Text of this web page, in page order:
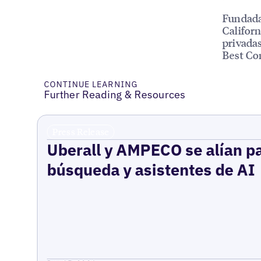
Best
CONTINUE LEARNING
Further Reading & Resources
Uberall y AMPECO se alían
búsqueda y asistentes de AI